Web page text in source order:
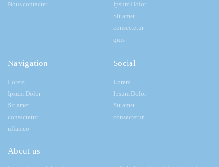
Nous contacter
Ipsum Dolor
Sit amet
consectetur
quis
Navigation
Lorem
Ipsum Dolor
Sit amet
consectetur
ullamco
Social
Lorem
Ipsum Dolor
Sit amet
consectetur
About us